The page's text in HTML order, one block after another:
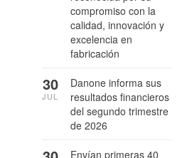
compromiso con la
calidad, innovación y
excelencia en
fabricación
Danone informa sus
resultados financieros
del segundo trimestre
de 2026
30
JUL
Envían primeras 40